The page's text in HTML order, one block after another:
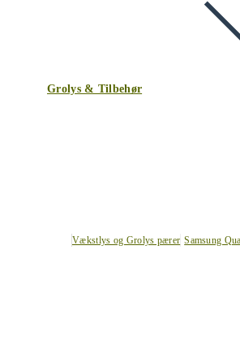
Grolys & Tilbehør
Vækstlys og Grolys pærer Samsung